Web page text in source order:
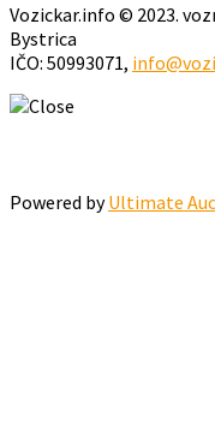
Vozickar.info © 2023.
Bystrica
IČO: 50993071,
Powered byUltimate